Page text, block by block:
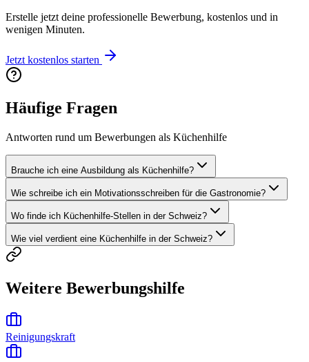
Erstelle jetzt deine professionelle Bewerbung, kostenlos und in
wenigen Minuten.
Jetzt kostenlos starten
Häufige Fragen
Antworten rund um Bewerbungen als Küchenhilfe
Brauche ich eine Ausbildung als Küchenhilfe?
Wie schreibe ich ein Motivationsschreiben für die Gastronomie?
Wo finde ich Küchenhilfe-Stellen in der Schweiz?
Wie viel verdient eine Küchenhilfe in der Schweiz?
Weitere Bewerbungshilfe
Reinigungskraft